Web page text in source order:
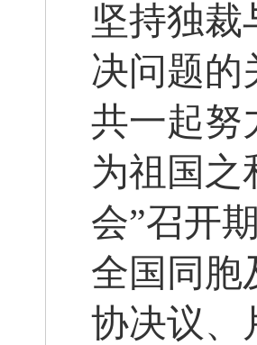
坚持独裁
决问题的
共一起努
为祖国之
会”召开
全国同胞
协决议、